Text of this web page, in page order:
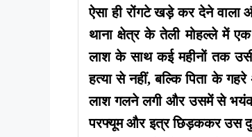
ऐसा ही रोंगटे खड़े कर देने वाला
थाना क्षेत्र के तेली मोहल्ले में एक
लाश के साथ कई महीनों तक उसी
हत्या से नहीं, बल्कि पिता के
लाश गलने लगी और उसमें से भयंकर
परफ्यूम और इत्र छिड़ककर उस